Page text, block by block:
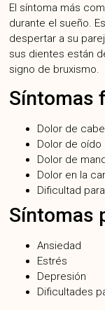
El síntoma más
durante el sueño.
despertar a su
sus dientes están
signo de bruxismo.
Síntomas
Dolor de
Dolor de oído
Dolor de
Dolor en la
Dificultad
Síntomas
Ansiedad
Estrés
Depresión
Dificultades